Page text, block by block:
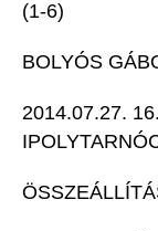
(1-6)
BOLYÓS
2014.07.27.